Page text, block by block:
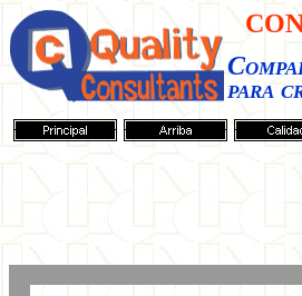
para